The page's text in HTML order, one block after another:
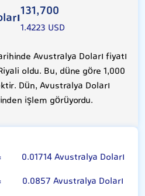
131,700
1.4223 USD
Avustralya Doları fiyatı
oldu. Bu, düne göre 1,000
Dün, Avustralya Doları
işlem görüyordu.
0.01714 Avustralya Doları
0.0857 Avustralya Doları